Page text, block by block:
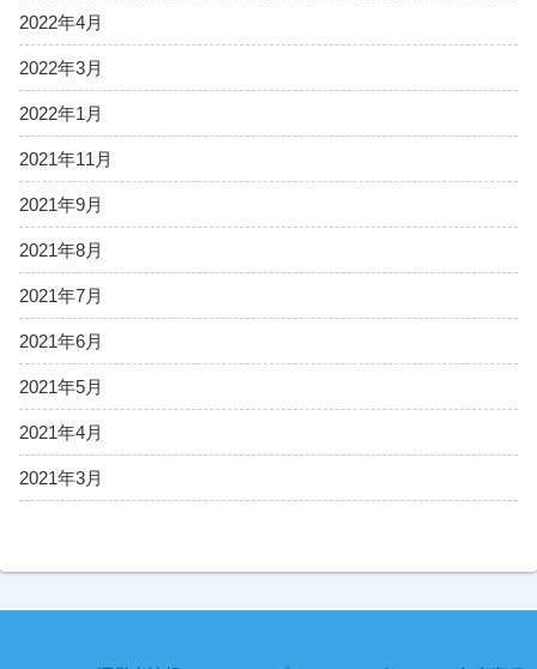
2022年4月
2022年3月
2022年1月
2021年11月
2021年9月
2021年8月
2021年7月
2021年6月
2021年5月
2021年4月
2021年3月